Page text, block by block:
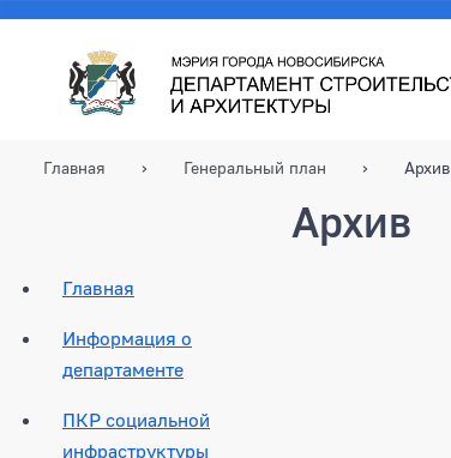
Главная Генеральный план Архив
Главная
Информация о
департаменте
ПКР социальной
инфраструктуры
Архив